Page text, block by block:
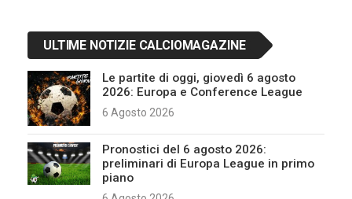
ULTIME NOTIZIE CALCIOMAGAZINE
Le partite di oggi, giovedì 6 agosto
2026: Europa e Conference League
6 Agosto 2026
Pronostici del 6 agosto 2026:
preliminari di Europa League in primo
piano